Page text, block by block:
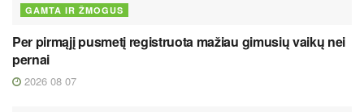
GAMTA IR ŽMOGUS
Per pirmąjį pusmetį registruota mažiau gimusių vaikų nei
pernai
2026 08 07